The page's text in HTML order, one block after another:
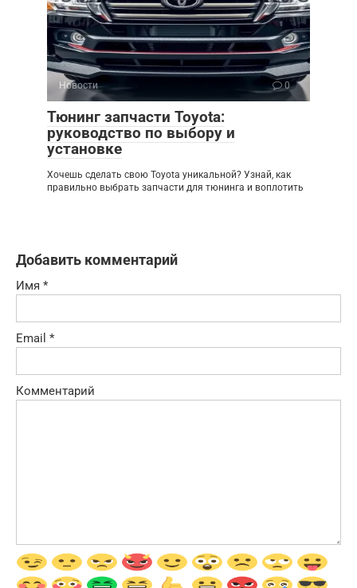
Новости 0
Тюнинг запчасти Toyota:
руководство по выбору и
установке
Хочешь сделать свою Toyota уникальной? Узнай, как
правильно выбрать запчасти для тюнинга и воплотить
Добавить комментарий
Имя *
Email *
Комментарий